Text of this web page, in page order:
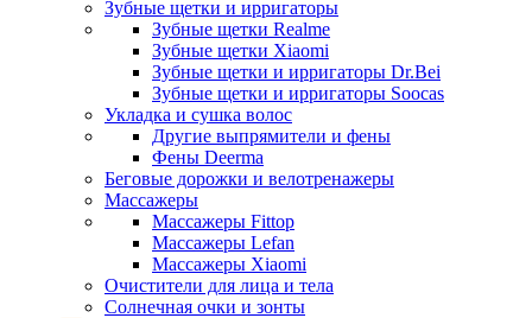
Зубные щетки и ирригаторы
Зубные щетки Realme
Зубные щетки Xiaomi
Зубные щетки и ирригаторы Dr.Bei
Зубные щетки и ирригаторы Soocas
Укладка и сушка волос
Другие выпрямители и фены
Фены Deerma
Беговые дорожки и велотренажеры
Массажеры
Массажеры Fittop
Массажеры Lefan
Массажеры Xiaomi
Очистители для лица и тела
Солнечная очки и зонты